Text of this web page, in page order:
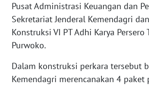
Pusat Administrasi Keuangan dan
Sekretariat Jenderal Kemendagri
Konstruksi VI PT Adhi Karya Persero
Purwoko.
Dalam konstruksi perkara tersebut
Kemendagri merencanakan 4 paket
NTT
WN
KEPRI
WN
PAPUA